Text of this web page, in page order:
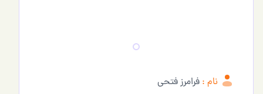
نام : فرامرز فتحی